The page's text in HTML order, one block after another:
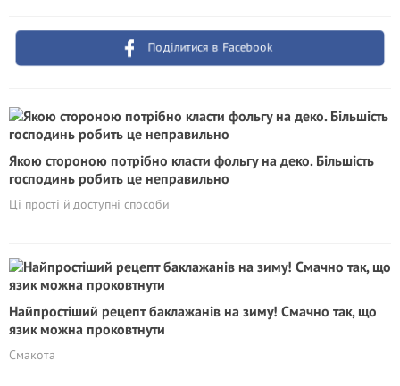
Поділитися в Facebook
Якою стороною потрібно класти фольгу на деко. Більшість
господинь робить це неправильно
Ці прості й доступні способи
Найпростіший рецепт баклажанів на зиму! Смачно так, що
язик можна проковтнути
Смакота